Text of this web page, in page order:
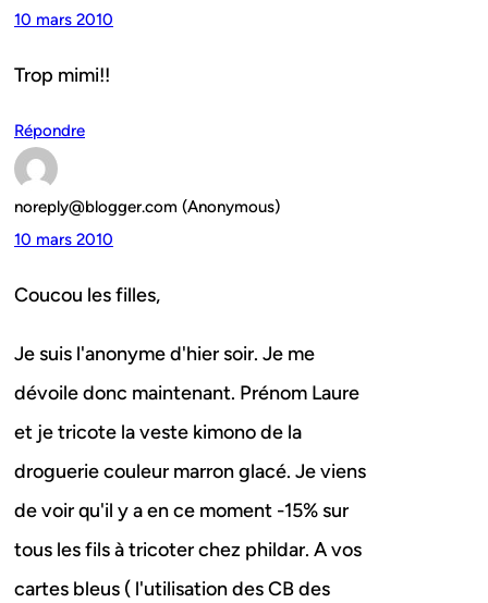
10 mars 2010
Trop mimi!!
Répondre
noreply@blogger.com (Anonymous)
10 mars 2010
Coucou les filles,
Je suis l'anonyme d'hier soir. Je me
dévoile donc maintenant. Prénom Laure
et je tricote la veste kimono de la
droguerie couleur marron glacé. Je viens
de voir qu'il y a en ce moment -15% sur
tous les fils à tricoter chez phildar. A vos
cartes bleus ( l'utilisation des CB des